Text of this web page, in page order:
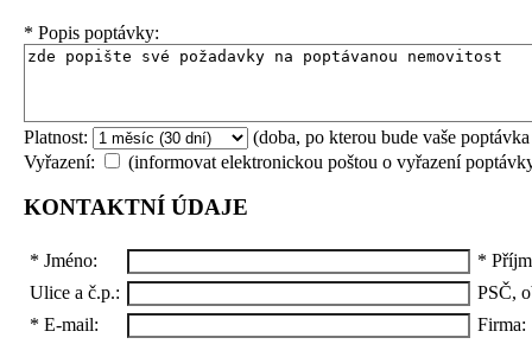
* Popis poptávky:
Platnost:
(doba, po kterou bude vaše
Vyřazení:
(informovat elektronickou poštou o vyřazení
KONTAKTNÍ ÚDAJE
* Jméno: *
Ulice a č.p.:
PSČ,
* E-mail:
Firma: